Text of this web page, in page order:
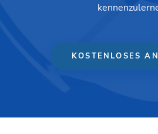
KOSTENLOSES